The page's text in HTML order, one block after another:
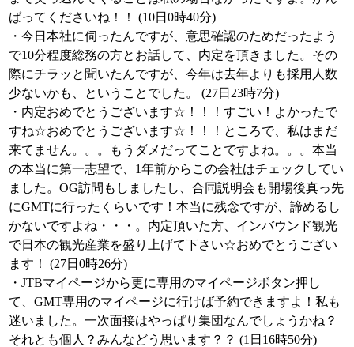
ばってくださいね！！ (10日0時40分)
・今日本社に伺ったんですが、意思確認のためだったよう
で10分程度総務の方とお話して、内定を頂きました。その
際にチラッと聞いたんですが、今年は去年よりも採用人数
少ないかも、ということでした。 (27日23時7分)
・内定おめでとうございます☆！！！すごい！よかったで
すね☆おめでとうございます☆！！！ところで、私はまだ
来てません。。。もうダメだってことですよね。。。本当
の本当に第一志望で、1年前からこの会社はチェックしてい
ました。OG訪問もしましたし、合同説明会も開場後真っ先
にGMTに行ったくらいです！本当に残念ですが、諦めるし
かないですよね・・・。内定頂いた方、インバウンド観光
で日本の観光産業を盛り上げて下さい☆おめでとうござい
ます！ (27日0時26分)
・JTBマイページから更に専用のマイページボタン押し
て、GMT専用のマイページに行けば予約できますよ！私も
迷いました。一次面接はやっぱり集団なんでしょうかね？
それとも個人？みんなどう思います？？ (1日16時50分)